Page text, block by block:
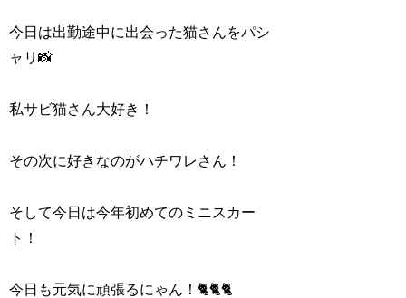
今日は出勤途中に出会った猫さんをパシ
ャリ📸
私サビ猫さん大好き！
その次に好きなのがハチワレさん！
そして今日は今年初めてのミニスカー
ト！
今日も元気に頑張るにゃん！🐈️🐈️🐈️